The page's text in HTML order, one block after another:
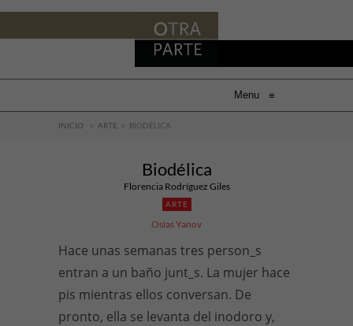
Menu ≡
INICIO » ARTE » BIODÉLICA
Biodélica
Florencia Rodríguez Giles
ARTE
Osías Yanov
Hace unas semanas tres person_s
entran a un baño junt_s. La mujer hace
pis mientras ellos conversan. De
pronto, ella se levanta del inodoro y,